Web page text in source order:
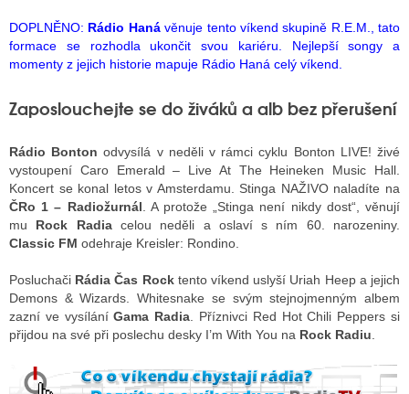
DOPLNĚNO: Rádio Hanávěnuje tento víkend skupině R.E.M., tato
formace se rozhodla ukončit svou kariéru. Nejlepší songy a
momenty z jejich historie mapuje Rádio Haná celý víkend.
Zaposlouchejte se do živáků a alb bez přerušení
Rádio Bonton odvysílá v neděli v rámci cyklu Bonton LIVE! živé
vystoupení Caro Emerald – Live At The Heineken Music Hall.
Koncert se konal letos v Amsterdamu. Stinga NAŽIVO naladíte na
ČRo 1 – Radiožurnál. A protože „Stinga není nikdy dost“, věnují
mu Rock Radiacelou neděli a oslaví s ním 60. narozeniny.
Classic FM odehraje Kreisler: Rondino.
Posluchači Rádia Čas Rocktento víkend uslyší Uriah Heep a jejich
Demons & Wizards. Whitesnake se svým stejnojmenným albem
zazní ve vysíláníGama Radia. Příznivci Red Hot Chili Peppers si
přijdou na své při poslechu desky I’m With You na Rock Radiu.